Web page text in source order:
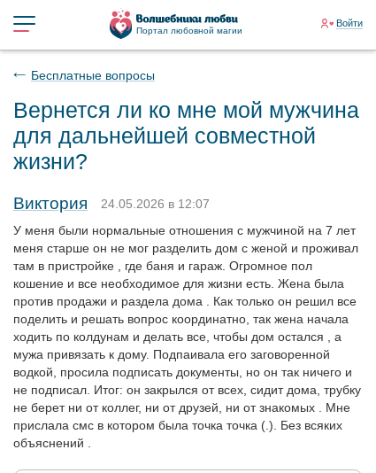
Портал любовной магии
Войти
Бесплатные вопросы
Вернется ли ко мне мой мужчина
для дальнейшей совместной
жизни?
Виктория
24.05.2026 в 12:07
У меня были нормальные отношения с мужчиной на 7 лет
меня старше он не мог разделить дом с женой и проживал
там в пристройке , где баня и гараж. Огромное пол
кошение и все необходимое для жизни есть. Жена была
против продажи и раздела дома . Как только он решил все
поделить и решать вопрос координатно, так жена начала
ходить по колдунам и делать все, чтобы дом остался , а
мужа привязать к дому. Подпаивала его заговоренной
водкой, просила подписать документы, но он так ничего и
не подписал. Итог: он закрылся от всех, сидит дома, трубку
не берет ни от коллег, ни от друзей, ни от знакомых . Мне
прислала смс в котором была точка точка (.). Без всяких
объяснений .